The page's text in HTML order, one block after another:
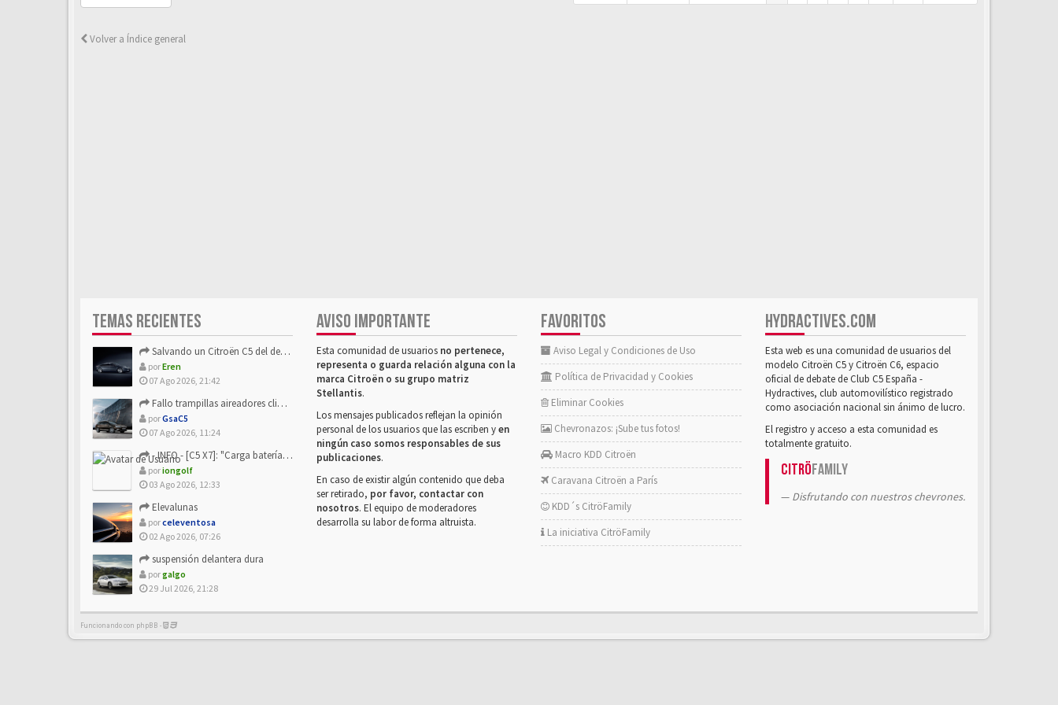
Volver a Índice general
TEMAS RECIENTES
Salvando un Citroën C5 del desguace: Presentación y seguimiento
porEren
07 Ago 2026, 21:42
Fallo trampillas aireadores climatizador
porGsaC5
07 Ago 2026, 11:24
- INFO - [C5 X7]: "Carga batería o alimentación eléctri...
poriongolf
03 Ago 2026, 12:33
Elevalunas
porceleventosa
02 Ago 2026, 07:26
suspensión delantera dura
porgalgo
29 Jul 2026, 21:28
AVISO IMPORTANTE
Esta comunidad de usuarios no pertenece,
representa o guarda relación alguna con la
marca Citroën o su grupo matriz
Stellantis.
Los mensajes publicados reflejan la opinión
personal de los usuarios que las escriben yen
ningún caso somos responsables de sus
publicaciones.
En caso de existir algún contenido que deba
ser retirado, por favor, contactar con
nosotros. El equipo de moderadores
desarrolla su labor de forma altruista.
FAVORITOS
Aviso Legal y Condiciones de Uso
Política de Privacidad y Cookies
Eliminar Cookies
Chevronazos: ¡Sube tus fotos!
Macro KDD Citroën
Caravana Citroën a París
KDD´s CitröFamily
La iniciativa CitröFamily
HYDRACTIVES.COM
Esta web es una comunidad de usuarios del
modelo Citroën C5 y Citroën C6, espacio
oficial de debate de Club C5 España -
Hydractives, club automovilístico registrado
como asociación nacional sin ánimo de lucro.
El registro y acceso a esta comunidad es
totalmente gratuito.
CitröFamily
Disfrutando con nuestros chevrones.
Funcionando con phpBB -